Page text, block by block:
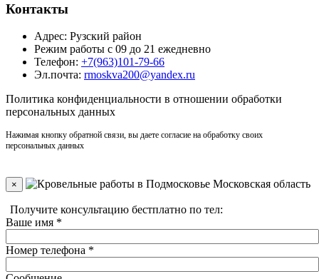
Контакты
Адрес: Рузский район
Режим работы с 09 до 21 ежедневно
Телефон: +7(963)101-79-66
Эл.почта: rmoskva200@yandex.ru
Политика конфиденциальности в отношении обработки
персональных данных
Нажимая кнопку обратной связи, вы даете согласие на обработку своих
персональных данных
×
Получите консультацию бестплатно по тел:
Ваше имя *
Номер телефона *